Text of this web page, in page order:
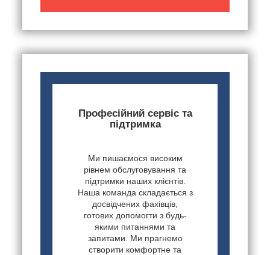
Професійний сервіс та
підтримка
Ми пишаємося високим
рівнем обслуговування та
підтримки наших клієнтів.
Наша команда складається з
досвідчених фахівців,
готових допомогти з будь-
якими питаннями та
запитами. Ми прагнемо
створити комфортне та